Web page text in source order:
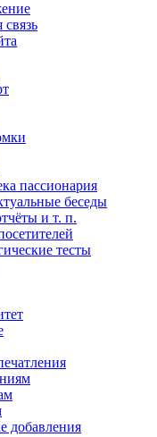
связь
пассионария
беседы
и т. п.
тесты
добавления